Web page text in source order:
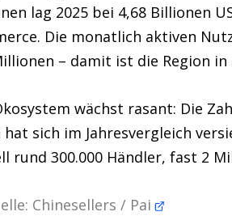
lag 2025 bei 4,68 Billionen
Die monatlich aktiven
– damit ist die Region
wächst rasant: Die
hat sich im Jahresvergleich
rund 300.000 Händler, fast 2
Chinesellers / Pai